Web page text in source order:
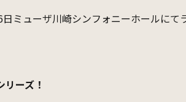
ミューザ川崎シンフォニーホールにて
ーズ！